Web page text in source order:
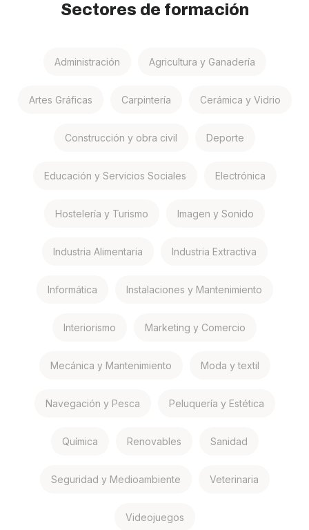
Sectores de formación
Administración Agricultura y Ganadería
Artes Gráficas Carpintería Cerámica y Vidrio
Construcción y obra civil Deporte
Educación y Servicios Sociales Electrónica
Hostelería y Turismo Imagen y Sonido
Industria Alimentaria Industria Extractiva
Informática Instalaciones y Mantenimiento
Interiorismo Marketing y Comercio
Mecánica y Mantenimiento Moda y textil
Navegación y Pesca Peluquería y Estética
Química Renovables Sanidad
Seguridad y Medioambiente Veterinaria
Videojuegos